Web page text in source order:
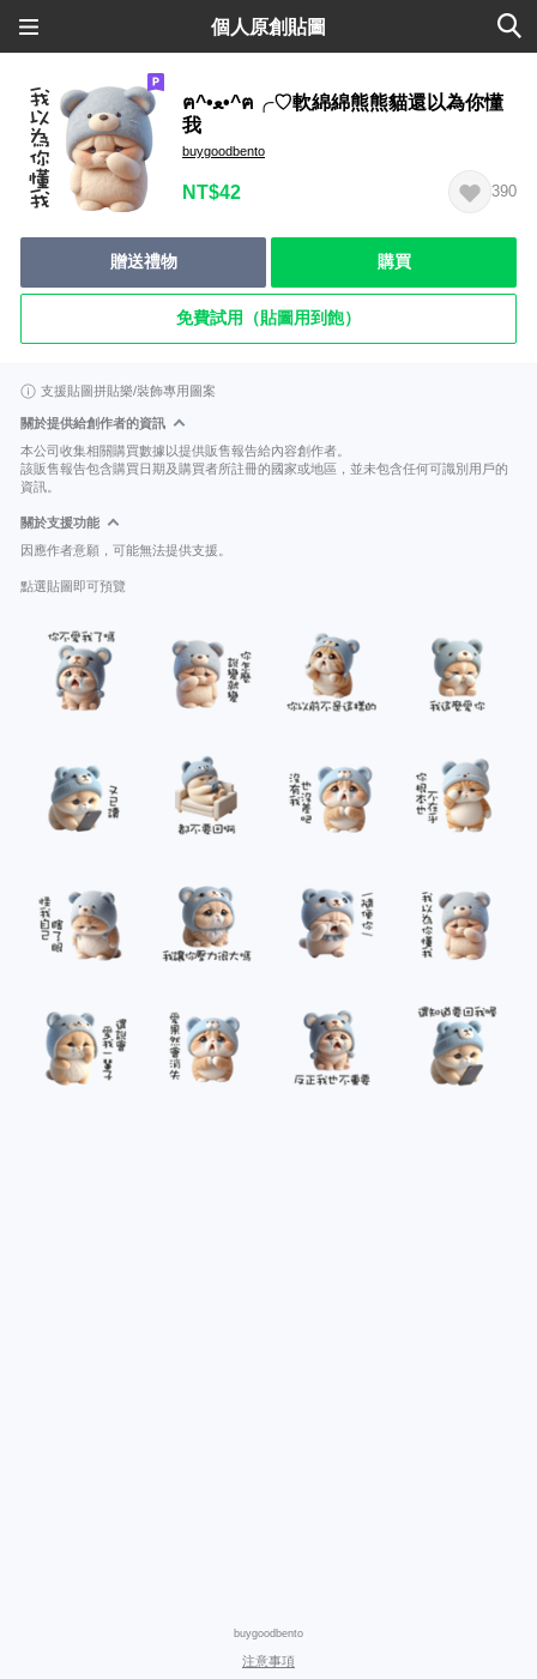
個人原創貼圖
ฅ^•ﻌ•^ฅ╭♡軟綿綿熊熊貓還以為你懂
我
buygoodbento
NT$42 390
贈送禮物 購買
免費試用（貼圖用到飽）
支援貼圖拼貼樂/裝飾專用圖案
關於提供給創作者的資訊
本公司收集相關購買數據以提供販售報告給內容創作者。
該販售報告包含購買日期及購買者所註冊的國家或地區，並未包含任何可識別用戶的
資訊。
關於支援功能
因應作者意願，可能無法提供支援。
點選貼圖即可預覽
buygoodbento
注意事項